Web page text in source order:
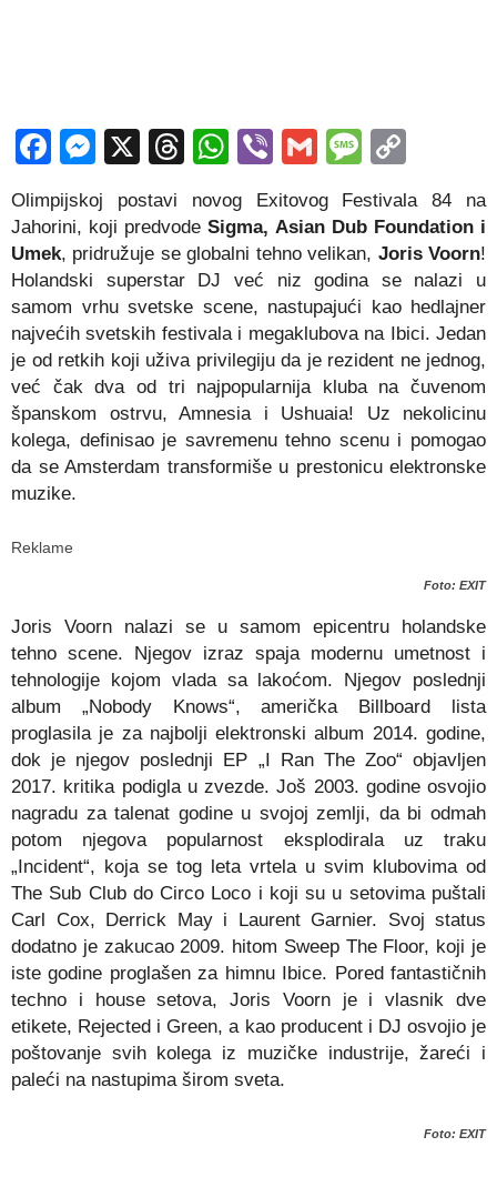
Facebook
Messenger
X Threads
WhatsApp
ViberGmail
Olimpijskoj postavi novog Exitovog Festivala 84 na
Jahorini, koji predvodeSigma, Asian Dub Foundation i
Umek, pridružuje se globalni tehno velikan, Joris Voorn!
Holandski superstar DJ već niz godina se nalazi u
samom vrhu svetske scene, nastupajući kao hedlajner
najvećih svetskih festivala i megaklubova na Ibici. Jedan
je od retkih koji uživa privilegiju da je rezident ne jednog,
već čak dva od tri najpopularnija kluba na čuvenom
španskom ostrvu, Amnesia i Ushuaia! Uz nekolicinu
kolega, definisao je savremenu tehno scenu i pomogao
da se Amsterdam transformiše u prestonicu elektronske
muzike.
Reklame
Foto: EXIT
Joris Voorn nalazi se u samom epicentru holandske
tehno scene. Njegov izraz spaja modernu umetnost i
tehnologije kojom vlada sa lakoćom. Njegov poslednji
album „Nobody Knows“, američka Billboard lista
proglasila je za najbolji elektronski album 2014. godine,
dok je njegov poslednji EP „I Ran The Zoo“ objavljen
2017. kritika podigla u zvezde. Još 2003. godine osvojio
nagradu za talenat godine u svojoj zemlji, da bi odmah
potom njegova popularnost eksplodirala uz traku
„Incident“, koja se tog leta vrtela u svim klubovima od
The Sub Club do Circo Loco i koji su u setovima puštali
Carl Cox, Derrick May i Laurent Garnier. Svoj status
dodatno je zakucao 2009. hitom Sweep The Floor, koji je
iste godine proglašen za himnu Ibice. Pored fantastičnih
techno i house setova, Joris Voorn je i vlasnik dve
etikete, Rejected i Green, a kao producent i DJ osvojio je
poštovanje svih kolega iz muzičke industrije, žareći i
paleći na nastupima širom sveta.
Foto: EXIT